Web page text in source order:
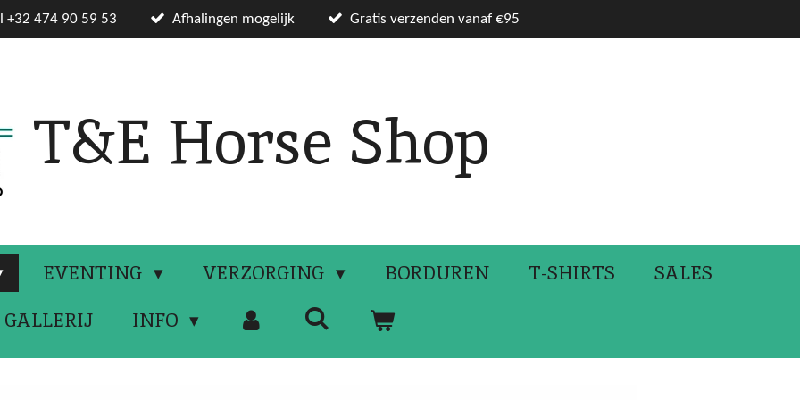
+32 474 90 59 53 Afhalingen mogelijk Gratis verzenden vanaf €95
T&E Horse Shop
EVENTING VERZORGING BORDUREN T-SHIRTS
SALES
GALLERIJ
INFO